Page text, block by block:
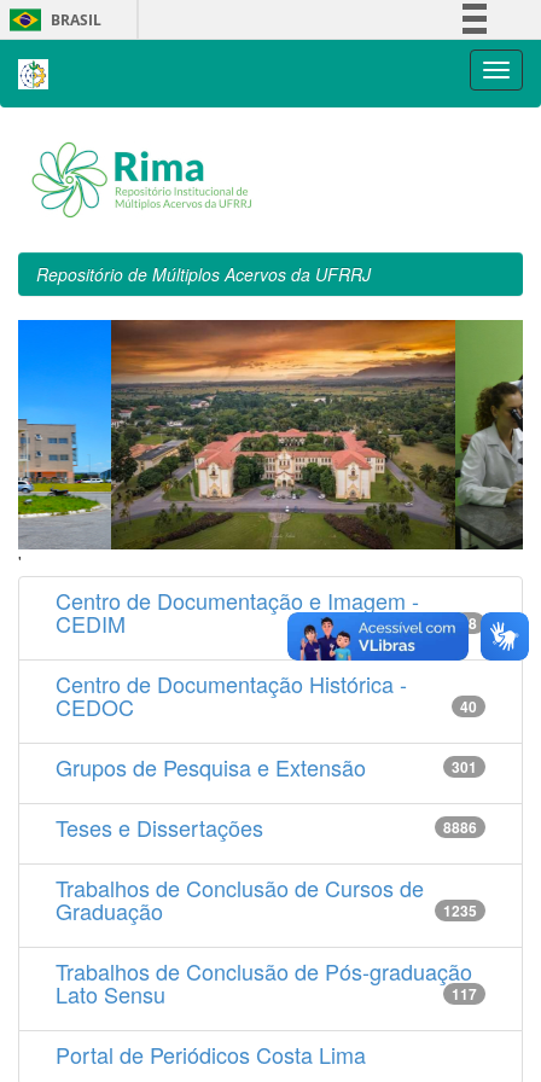
Skip
navigation
BRASIL
Repositório de Múltiplos Acervos da UFRRJ
'
Centro de Documentação e Imagem -
CEDIM 14538
Centro de Documentação Histórica -
CEDOC 40
Grupos de Pesquisa e Extensão 301
Teses e Dissertações 8886
Trabalhos de Conclusão de Cursos de
Graduação 1235
Trabalhos de Conclusão de Pós-graduação
Lato Sensu 117
Portal de Periódicos Costa Lima